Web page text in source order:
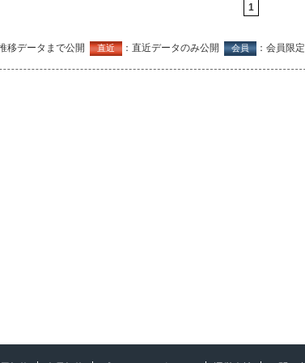
1
移データまで公開 直近 ：直近データのみ公開 会員 ：会員限定